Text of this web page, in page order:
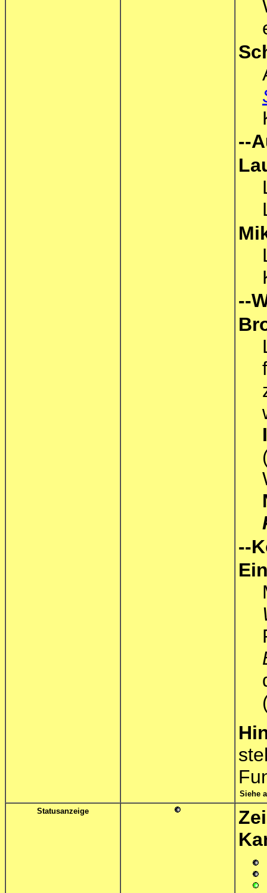
--
--
--
Siehe
Statusanzeige